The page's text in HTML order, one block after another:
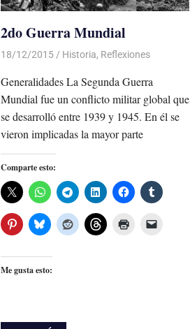
2do Guerra Mundial
18/12/2015 Luis Castellanos
Historia, Reflexiones
Generalidades La Segunda Guerra
Mundial fue un conflicto militar global que
se desarrolló entre 1939 y 1945. En él se
vieron implicadas la mayor parte
Comparte esto:
Me gusta esto: